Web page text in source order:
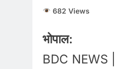
682 Views
भोपाल:
BDC NEWS